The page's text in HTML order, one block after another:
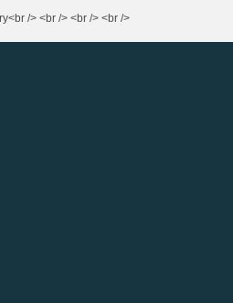
/> <br /> <br /> <br />